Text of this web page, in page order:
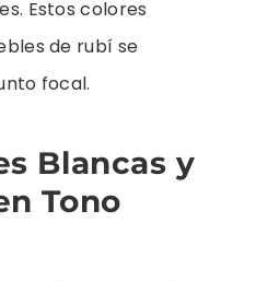
Estos colores
de rubí se
focal.
Blancas y
Tono